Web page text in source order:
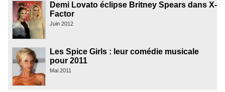
Demi Lovato éclipse Britney Spears dans X-
Factor
Juin 2012
Les Spice Girls : leur comédie musicale
pour 2011
Mai 2011